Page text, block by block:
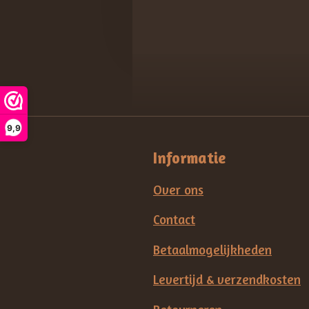
9,9
Informatie
Over ons
Contact
Betaalmogelijkheden
Levertijd & verzendkosten